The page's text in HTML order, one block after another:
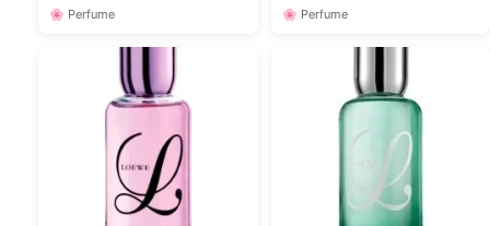
🌸 Perfume 🌸 Perfume